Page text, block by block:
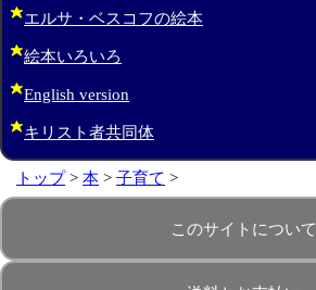
エルサ・ベスコフの絵本
絵本いろいろ
English version
キリスト者共同体
トップ> 本 > 子育て >
このサイトについて